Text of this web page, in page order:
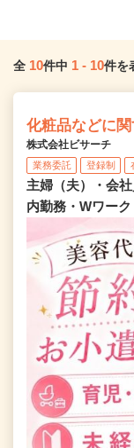
全 10件中 1 - 10件を
化粧品などに
株式会社ビサーチ
業務委託 登録制
主婦（夫）・会
内勤務・Wワー